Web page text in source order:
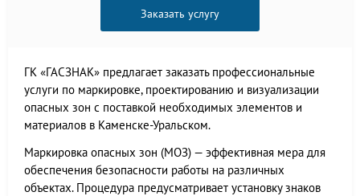
Заказать услугу
ГК «ГАСЗНАК» предлагает заказать профессиональные
услуги по маркировке, проектированию и визуализации
опасных зон с поставкой необходимых элементов и
материалов в Каменске-Уральском.
Маркировка опасных зон (МОЗ) — эффективная мера для
обеспечения безопасности работы на различных
объектах. Процедура предусматривает установку знаков